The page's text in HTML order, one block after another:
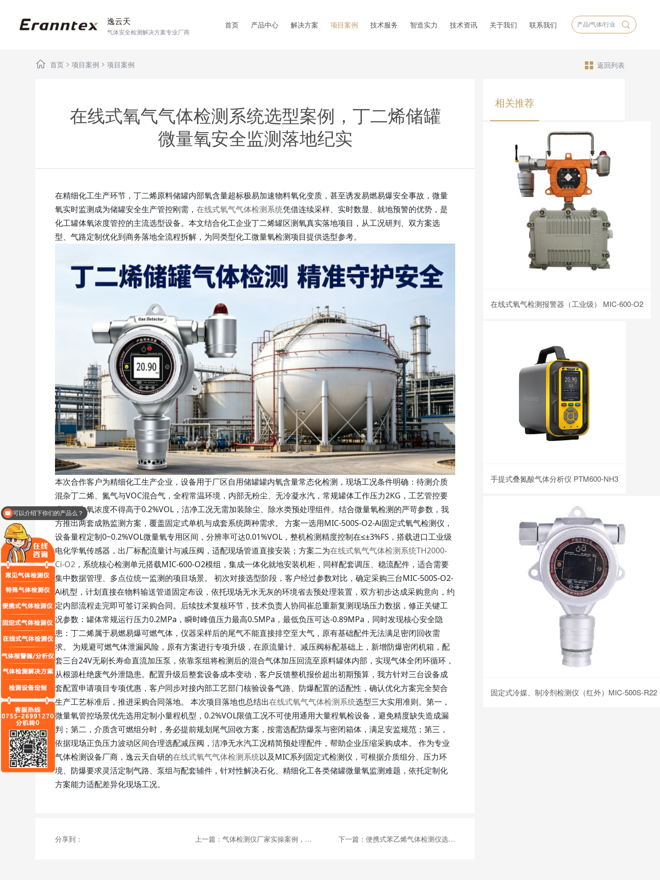
逸云天
气体安全检测解决方案专业厂商
首页 产品中心 解决方案 项目案例 技术服务 智造实力 技术资讯 关于我们 联系我们
首页 > 项目案例 > 项目案例 返回列表
在线式氧气气体检测系统选型案例，丁二烯储罐
微量氧安全监测落地纪实
在精细化工生产环节，丁二烯原料储罐内部氧含量超标极易加速物料氧化变质，甚至诱发易燃易爆安全事故，微量
氧实时监测成为储罐安全生产管控刚需， 在线式氧气气体检测系统凭借连续采样、实时数显、就地预警的优势，是
化工罐体氧浓度管控的主流选型设备。本文结合化工企业丁二烯罐区测氧真实落地项目，从工况研判、双方案选
型、气路定制优化到商务落地全流程拆解，为同类型化工微量氧检测项目提供选型参考。
本次合作客户为精细化工生产企业，设备用于厂区自用储罐罐内氧含量常态化检测，现场工况条件明确：待测介质
混杂丁二烯、氮气与VOC混合气，全程常温环境，内部无粉尘、无冷凝水汽，常规罐体工作压力2KG，工艺管控要
求罐体内氧浓度不得高于0.2%VOL，洁净工况无需加装除尘、除水类预处理组件。结合微量氧检测的严苛参数，我
方推出两套成熟监测方案，覆盖固定式单机与成套系统两种需求。 方案一选用MIC-500S-O2-Ai固定式氧气检测仪，
设备量程定制0~0.2%VOL微量氧专用区间，分辨率可达0.01%VOL，整机检测精度控制在≤±3%FS，搭载进口工业级
电化学氧传感器，出厂标配流量计与减压阀，适配现场管道直接安装；方案二为在线式氧气气体检测系统TH2000-
Ci-O2 ，系统核心检测单元搭载MIC-600-O2模组，集成一体化就地安装机柜，同样配套调压、稳流配件，适合需要
集中数据管理、多点位统一监测的项目场景。 初次对接选型阶段，客户经过参数对比，确定采购三台MIC-500S-O2-
Ai机型，计划直接在物料输送管道固定布设，依托现场无水无灰的环境省去预处理装置，双方初步达成采购意向，约
定内部流程走完即可签订采购合同。后续技术复核环节，技术负责人协同崔总重新复测现场压力数据，修正关键工
况参数：罐体常规运行压力0.2MPa，瞬时峰值压力最高0.5MPa，最低负压可达-0.89MPa，同时发现核心安全隐
患：丁二烯属于易燃易爆可燃气体，仪器采样后的尾气不能直接排空至大气，原有基础配件无法满足密闭回收需
求。 为规避可燃气体泄漏风险，原有方案进行专项升级，在原流量计、减压阀标配基础上，新增防爆密闭机箱，配
套三台24V无刷长寿命直流加压泵，依靠泵组将检测后的混合气体加压回流至原料罐体内部，实现气体全闭环循环，
从根源杜绝废气外泄隐患。配置升级后整套设备成本变动，客户反馈整机报价超出初期预算，我方针对三台设备成
套配置申请项目专项优惠，客户同步对接内部工艺部门核验设备气路、防爆配置的适配性，确认优化方案完全契合
生产工艺标准后，推进采购合同落地。 本次项目落地也总结出在线式氧气气体检测系统选型三大实用准则。第一，
微量氧管控场景优先选用定制小量程机型，0.2%VOL限值工况不可使用通用大量程氧检设备，避免精度缺失造成漏
判；第二，介质含可燃组分时，务必提前规划尾气回收方案，按需选配防爆泵与密闭箱体，满足安监规范；第三，
依据现场正负压力波动区间合理选配减压阀，洁净无水汽工况精简预处理配件，帮助企业压缩采购成本。 作为专业
气体检测设备厂商，逸云天自研的在线式氧气气体检测系统以及MIC系列固定式检测仪，可根据介质组分、压力环
境、防爆要求灵活定制气路、泵组与配套辅件，针对性解决石化、精细化工各类储罐微量氧监测难题，依托定制化
方案能力适配差异化现场工况。
分享到： 上一篇：气体检测仪厂家实操案例，锂电电池包漏液VOC气体精准检测方案落地 下一篇： 便携式苯乙烯气体检测仪选型实例，苯乙烯厂区巡检标配一机组合方案
相关推荐
在线式氧气检测报警器（工业级） MIC-600-O2
手提式叠氮酸气体分析仪 PTM600-NH3
固定式冷媒、制冷剂检测仪（红外）MIC-500S-R22
可以介绍下你们的产品么？